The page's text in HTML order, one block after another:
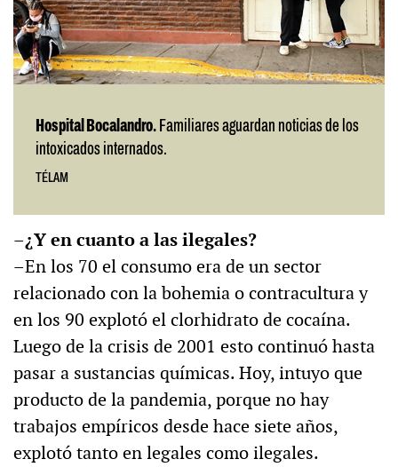
Hospital Bocalandro. Familiares aguardan noticias de los
intoxicados internados.
TÉLAM
–¿Y en cuanto a las ilegales?
–En los 70 el consumo era de un sector
relacionado con la bohemia o contracultura y
en los 90 explotó el clorhidrato de cocaína.
Luego de la crisis de 2001 esto continuó hasta
pasar a sustancias químicas. Hoy, intuyo que
producto de la pandemia, porque no hay
trabajos empíricos desde hace siete años,
explotó tanto en legales como ilegales.